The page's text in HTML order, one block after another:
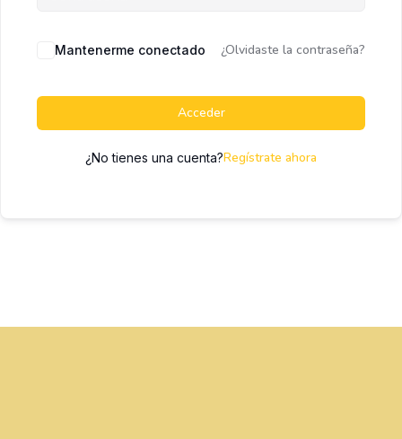
Mantenerme conectado ¿Olvidaste la contraseña?
Acceder
¿No tienes una cuenta?Regístrate ahora